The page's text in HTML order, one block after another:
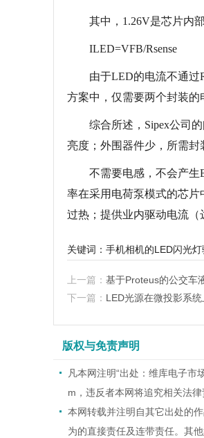
其中，1.26V是芯片内部
ILED=VFB/Rsense
由于LED的电流不通过
方案中，仅需要两个封装的
综合所述，Sipex公司的
亮度；外围器件少，所需封
不需要电感，不会产生
率在采用电荷泵模式的芯片
过热；提供业内驱动电流（
关键词： 手机相机的LED闪光
上一篇： 基于Proteus的公交车
下一篇： LED光源在微投影系统
版权与免责声明
凡本网注明“出处：维库电子
m，违反者本网将追究相关法律
本网转载并注明自其它出处的
为的直接责任及连带责任。其